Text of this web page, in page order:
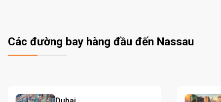
Các đường bay hàng đầu đến Nassau